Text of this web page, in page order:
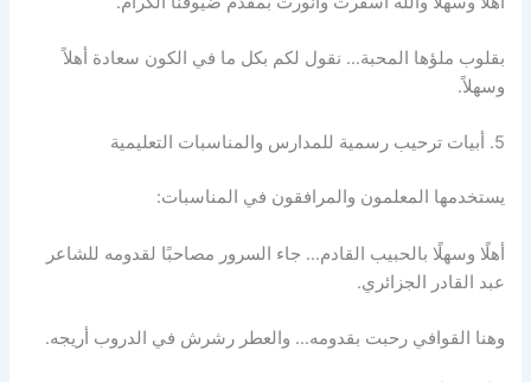
بقلوب ملؤها المحبة… نقول لكم بكل ما في الكون سعادة أهلاً
وسهلاً.
5. أبيات ترحيب رسمية للمدارس والمناسبات التعليمية
يستخدمها المعلمون والمرافقون في المناسبات:
أهلًا وسهلًا بالحبيب القادم… جاء السرور مصاحبًا لقدومه للشاعر
عبد القادر الجزائري.
وهنا القوافي رحبت بقدومه… والعطر رشرش في الدروب أريجه.